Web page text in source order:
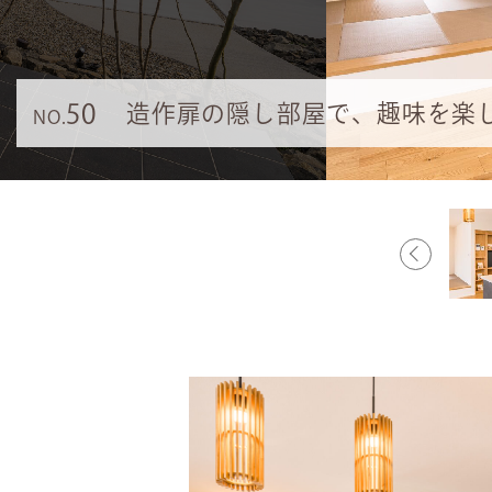
NO. 50 造作扉の隠し部屋で、趣味を楽